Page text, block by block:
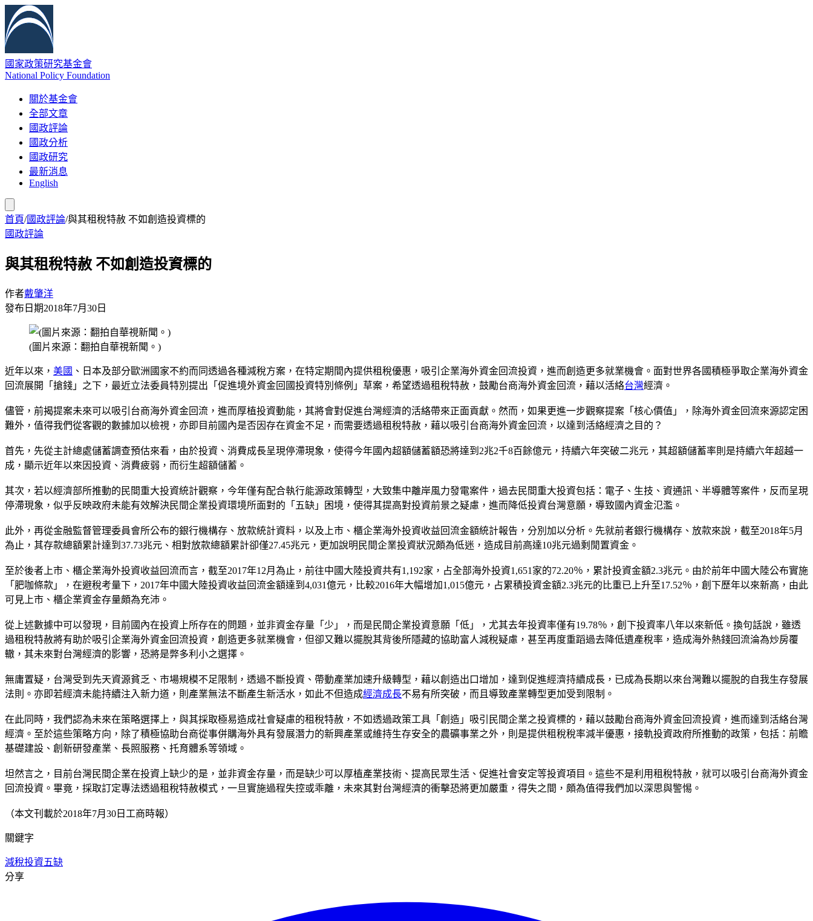
國家政策研究基金會
National Policy Foundation
關於基金會
全部文章
國政評論
國政分析
國政研究
最新消息
English
首頁/國政評論/與其租稅特赦 不如創造投資標的
國政評論
與其租稅特赦 不如創造投資標的
作者戴肇洋
發布日期2018年7月30日
(圖片來源：翻拍自華視新聞。)
近年以來， 美國 、日本及部分歐洲國家不約而同透過各種減稅方案，在特定期間內提供租稅優惠，吸引企業海外資金回流投資，進而創造更多就業機會。面對世界各國積極爭取企業海外資金
回流展開「搶錢」之下，最近立法委員特別提出「促進境外資金回國投資特別條例」草案，希望透過租稅特赦，鼓勵台商海外資金回流，藉以活絡台灣經濟。
儘管，前揭提案未來可以吸引台商海外資金回流，進而厚植投資動能，其將會對促進台灣經濟的活絡帶來正面貢獻。然而，如果更進一步觀察提案「核心價值」，除海外資金回流來源認定困
難外，值得我們從客觀的數據加以檢視，亦即目前國內是否因存在資金不足，而需要透過租稅特赦，藉以吸引台商海外資金回流，以達到活絡經濟之目的？
首先，先從主計總處儲蓄調查預估來看，由於投資、消費成長呈現停滯現象，使得今年國內超額儲蓄額恐將達到2兆2千8百餘億元，持續六年突破二兆元，其超額儲蓄率則是持續六年超越一
成，顯示近年以來因投資、消費疲弱，而衍生超額儲蓄。
其次，若以經濟部所推動的民間重大投資統計觀察，今年僅有配合執行能源政策轉型，大致集中離岸風力發電案件，過去民間重大投資包括：電子、生技、資通訊、半導體等案件，反而呈現
停滯現象，似乎反映政府未能有效解決民間企業投資環境所面對的「五缺」困境，使得其提高對投資前景之疑慮，進而降低投資台灣意願，導致國內資金氾濫。
此外，再從金融監督管理委員會所公布的銀行機構存、放款統計資料，以及上市、櫃企業海外投資收益回流金額統計報告，分別加以分析。先就前者銀行機構存、放款來說，截至2018年5月
為止，其存款總額累計達到37.73兆元、相對放款總額累計卻僅27.45兆元，更加說明民間企業投資狀況頗為低迷，造成目前高達10兆元過剩閒置資金。
至於後者上市、櫃企業海外投資收益回流而言，截至2017年12月為止，前往中國大陸投資共有1,192家，占全部海外投資1,651家的72.20％，累計投資金額2.3兆元。由於前年中國大陸公布實施
「肥咖條款」，在避稅考量下，2017年中國大陸投資收益回流金額達到4,031億元，比較2016年大幅增加1,015億元，占累積投資金額2.3兆元的比重已上升至17.52％，創下歷年以來新高，由此
可見上市、櫃企業資金存量頗為充沛。
從上述數據中可以發現，目前國內在投資上所存在的問題，並非資金存量「少」，而是民間企業投資意願「低」，尤其去年投資率僅有19.78％，創下投資率八年以來新低。換句話說，雖透
過租稅特赦將有助於吸引企業海外資金回流投資，創造更多就業機會，但卻又難以擺脫其背後所隱藏的協助富人減稅疑慮，甚至再度重蹈過去降低遺產稅率，造成海外熱錢回流淪為炒房覆
轍，其未來對台灣經濟的影響，恐將是弊多利小之選擇。
無庸置疑，台灣受到先天資源貧乏、市場規模不足限制，透過不斷投資、帶動產業加速升級轉型，藉以創造出口增加，達到促進經濟持續成長，已成為長期以來台灣難以擺脫的自我生存發展
法則。亦即若經濟未能持續注入新力道，則產業無法不斷產生新活水，如此不但造成經濟成長不易有所突破，而且導致產業轉型更加受到限制。
在此同時，我們認為未來在策略選擇上，與其採取極易造成社會疑慮的租稅特赦，不如透過政策工具「創造」吸引民間企業之投資標的，藉以鼓勵台商海外資金回流投資，進而達到活絡台灣
經濟。至於這些策略方向，除了積極協助台商從事併購海外具有發展潛力的新興產業或維持生存安全的農礦事業之外，則是提供租稅稅率減半優惠，接軌投資政府所推動的政策，包括：前瞻
基礎建設、創新研發產業、長照服務、托育體系等領域。
坦然言之，目前台灣民間企業在投資上缺少的是，並非資金存量，而是缺少可以厚植產業技術、提高民眾生活、促進社會安定等投資項目。這些不是利用租稅特赦，就可以吸引台商海外資金
回流投資。畢竟，採取訂定專法透過租稅特赦模式，一旦實施過程失控或乖離，未來其對台灣經濟的衝擊恐將更加嚴重，得失之間，頗為值得我們加以深思與警惕。
（本文刊載於2018年7月30日工商時報）
關鍵字
減稅投資五缺
分享